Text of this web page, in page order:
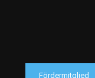
Fördermitglied